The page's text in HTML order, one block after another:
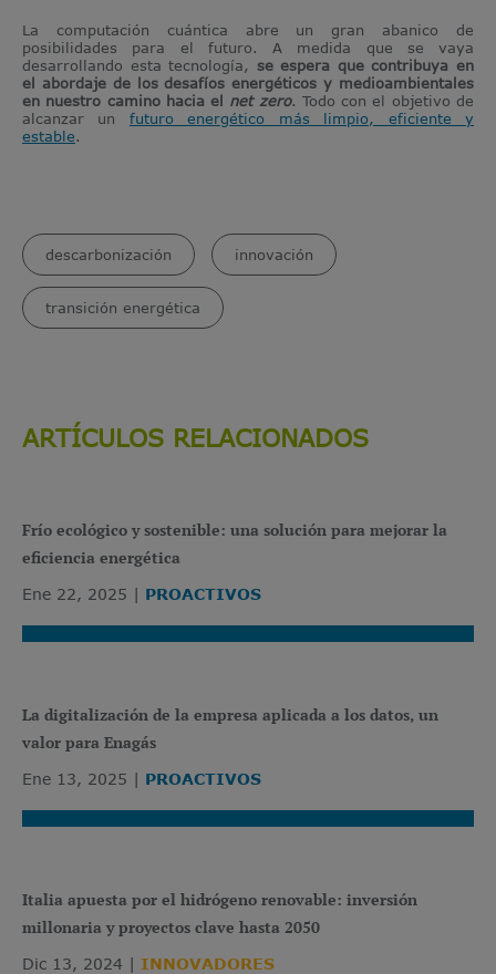
La computación cuántica abre un gran abanico de
posibilidades para el futuro. A medida que se vaya
desarrollando esta tecnología, se espera que contribuya en
el abordaje de los desafíos energéticos y medioambientales
en nuestro camino hacia el net zero. Todo con el objetivo de
alcanzar un futuro energético más limpio, eficiente y
estable.
descarbonización innovación
transición energética
ARTÍCULOS RELACIONADOS
Frío ecológico y sostenible: una solución para mejorar la
eficiencia energética
Ene 22, 2025 PROACTIVOS
La digitalización de la empresa aplicada a los datos, un
valor para Enagás
Ene 13, 2025 PROACTIVOS
Italia apuesta por el hidrógeno renovable: inversión
millonaria y proyectos clave hasta 2050
Dic 13, 2024 INNOVADORES